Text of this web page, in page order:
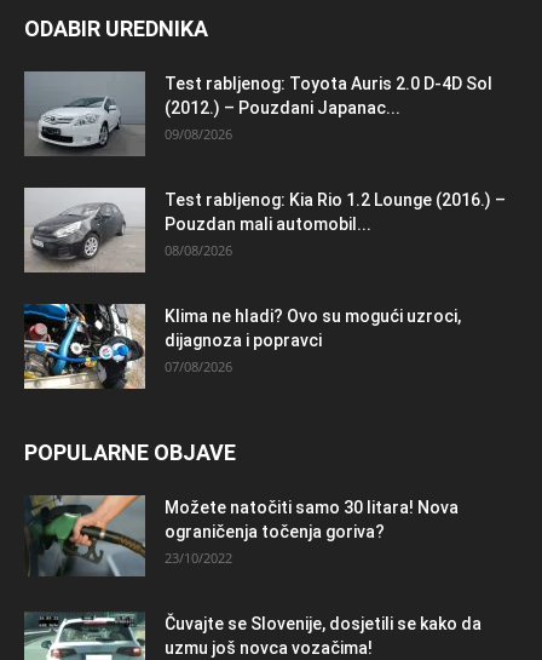
ODABIR UREDNIKA
Test rabljenog: Toyota Auris 2.0 D-4D Sol
(2012.) – Pouzdani Japanac...
09/08/2026
Test rabljenog: Kia Rio 1.2 Lounge (2016.) –
Pouzdan mali automobil...
08/08/2026
Klima ne hladi? Ovo su mogući uzroci,
dijagnoza i popravci
07/08/2026
POPULARNE OBJAVE
Možete natočiti samo 30 litara! Nova
ograničenja točenja goriva?
23/10/2022
Čuvajte se Slovenije, dosjetili se kako da
uzmu još novca vozačima!